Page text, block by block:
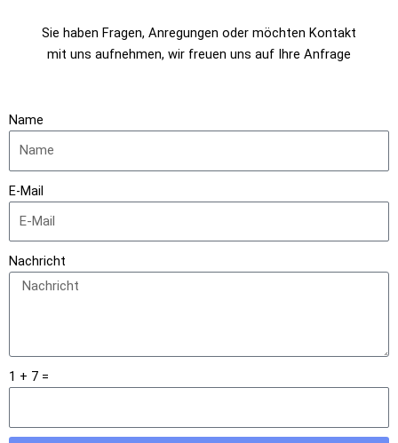
Sie haben Fragen, Anregungen oder möchten Kontakt
mit uns aufnehmen, wir freuen uns auf Ihre Anfrage
Name
E-Mail
Nachricht
1 + 7 =